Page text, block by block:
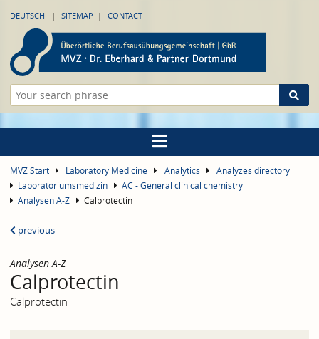
DEUTSCH SITEMAP CONTACT
MVZ Start Laboratory Medicine Analytics
Analyzes directory
Laboratoriumsmedizin
AC - General clinical chemistry
Analysen A-Z
Calprotectin
previous
Analysen A-Z
Calprotectin
Calprotectin